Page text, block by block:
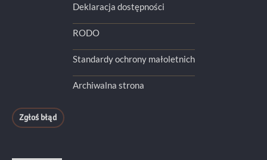
Deklaracja dostępności
RODO
Standardy ochrony małoletnich
Archiwalna strona
Zgłoś błąd